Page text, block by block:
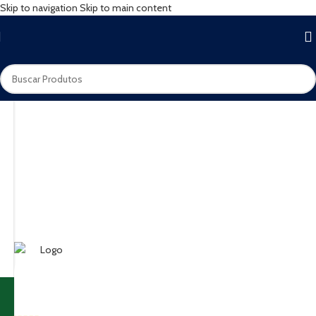
Skip to navigation Skip to main content